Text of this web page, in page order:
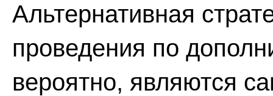
Альтернативная
проведения по
вероятно, являются